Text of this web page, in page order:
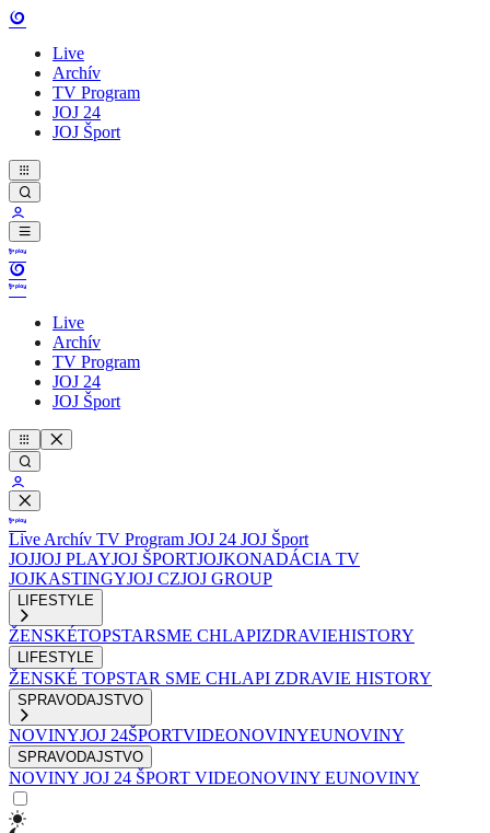
Live
Archív
TV Program
JOJ 24
JOJ Šport
Live
Archív
TV Program
JOJ 24
JOJ Šport
Live Archív TV Program JOJ 24 JOJ Šport
JOJJOJ PLAYJOJ ŠPORTJOJKONADÁCIA TV
JOJKASTINGYJOJ CZJOJ GROUP
LIFESTYLE
ŽENSKÉTOPSTARSME CHLAPIZDRAVIEHISTORY
LIFESTYLE
ŽENSKÉ TOPSTAR SME CHLAPI ZDRAVIE HISTORY
SPRAVODAJSTVO
NOVINYJOJ 24ŠPORTVIDEONOVINYEUNOVINY
SPRAVODAJSTVO
NOVINY JOJ 24 ŠPORT VIDEONOVINY EUNOVINY